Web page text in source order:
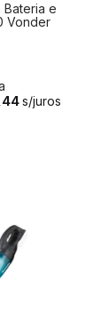
Bateria e
Vonder
s/juros